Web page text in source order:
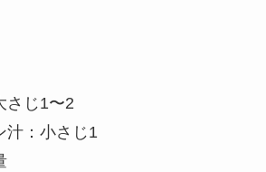
さじ1〜2
汁：小さじ1